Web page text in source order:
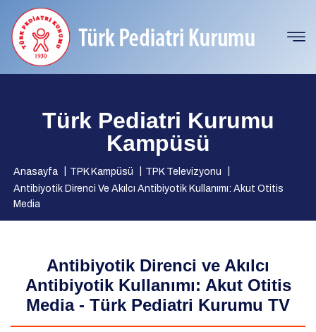
Türk Pediatri Kurumu
Kampüsü
Anasayfa TPK Kampüsü
TPK Televizyonu
Antibiyotik Direnci Ve Akılcı Antibiyotik Kullanımı: Akut Otitis
Media
Antibiyotik Direnci ve Akılcı
Antibiyotik Kullanımı: Akut Otitis
Media - Türk Pediatri Kurumu TV